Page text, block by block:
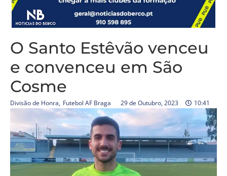
O Santo Estêvão venceu
e convenceu em São
Cosme
Divisão de Honra, Futebol AF Braga 29 de Outubro, 2023 10:41